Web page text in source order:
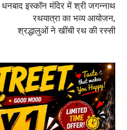
धनबाद इस्कॉन मंदिर में श्री जगन्नाथ
रथयात्रा का भव्य आयोजन,
श्रद्धालुओं ने खींची रथ की रस्सी